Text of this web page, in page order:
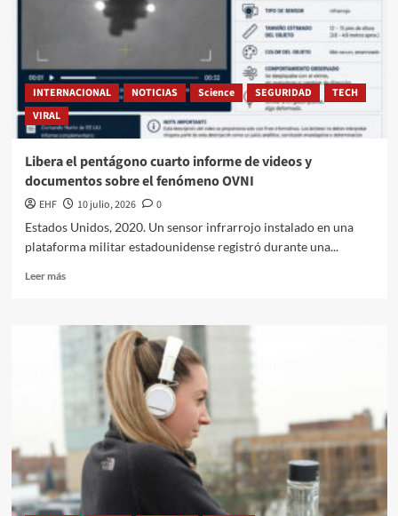
INTERNACIONAL NOTICIAS Science SEGURIDAD
TECH
VIRAL
Libera el pentágono cuarto informe de videos y
documentos sobre el fenómeno OVNI
EHF 10 julio, 2026
0
Estados Unidos, 2020. Un sensor infrarrojo instalado en una
plataforma militar estadounidense registró durante una...
Leer más